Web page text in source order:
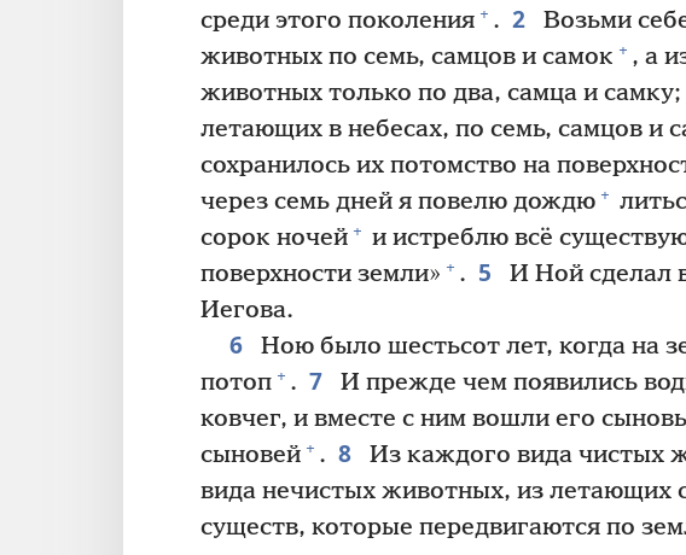
среди этого поколения + . 2
Возьми
животных по семь, самцов и самок + , а
животных только по два, самца и самку;
летающих в небесах, по семь, самцов и
сохранилось их потомство на
через семь дней я повелю дождю +
сорок ночей + и истреблю всё
поверхности земли» + . 5
И Ной сделал
Иегова.
6
Ною было шестьсот лет, когда на
потоп + . 7
И прежде чем появились
ковчег, и вместе с ним вошли его
сыновей + . 8
Из каждого вида чистых
вида нечистых животных, из летающих
существ, которые передвигаются по